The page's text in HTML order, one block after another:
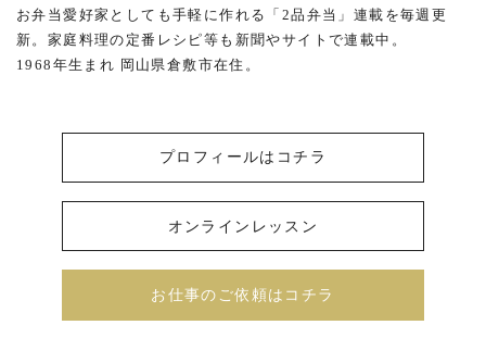
お弁当愛好家としても手軽に作れる「2品弁当」連載を毎週更
新。家庭料理の定番レシピ等も新聞やサイトで連載中。
1968年生まれ 岡山県倉敷市在住。
プロフィールはコチラ
オンラインレッスン
お仕事のご依頼はコチラ